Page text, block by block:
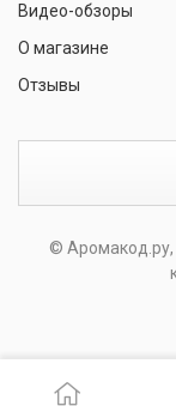
Видео-обзоры
О магазине
Отзывы
© Аромакод.ру,